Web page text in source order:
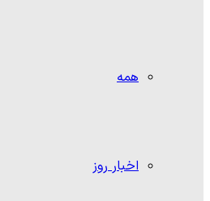
همه
اخبار روز